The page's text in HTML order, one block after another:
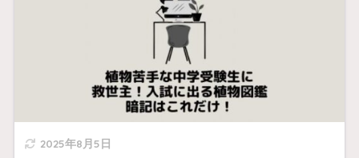
2025年8月5日